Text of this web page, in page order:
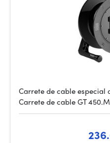
Carrete de cable
Carrete de cable GT